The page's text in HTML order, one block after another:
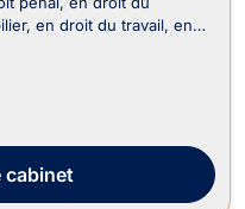
en droit du travail, en
et public, en
cabinet